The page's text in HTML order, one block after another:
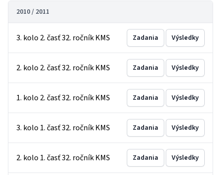
2010 / 2011
3. kolo 2. časť 32. ročník KMS Zadania Výsledky
2. kolo 2. časť 32. ročník KMS Zadania Výsledky
1. kolo 2. časť 32. ročník KMS Zadania Výsledky
3. kolo 1. časť 32. ročník KMS Zadania Výsledky
2. kolo 1. časť 32. ročník KMS Zadania Výsledky